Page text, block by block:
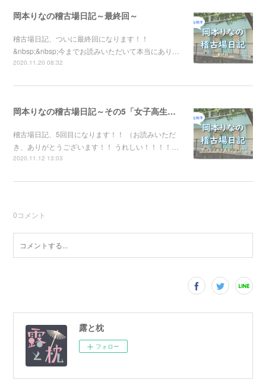
岡本りなの稽古場日記～最終回～
稽古場日記、ついに最終回になります！！
&nbsp;&nbsp;今までお読みいただいて本当にあり…
2020.11.20 08:32
岡本りなの稽古場日記～その5「女子高生」とは？～
稽古場日記、5回目になります！！ （お読みいただ
き、ありがとうございます！！ うれしい！！！！…
2020.11.12 13:03
0コメント
露と枕
フォロー